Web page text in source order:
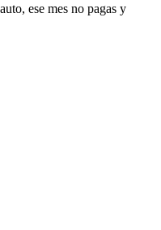
ese mes no pagas y